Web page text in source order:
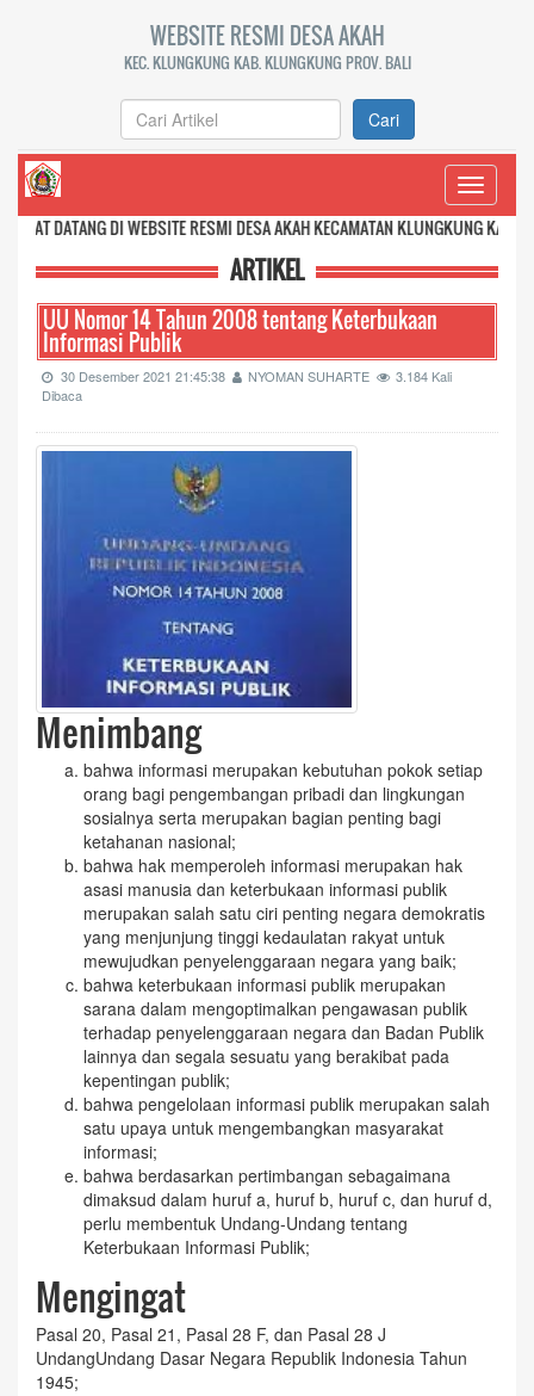
WEBSITE RESMI DESA AKAH
KEC. KLUNGKUNG KAB. KLUNGKUNG PROV. BALI
Cari
Toggle
WEBSITE RESMI DESA AKAH KECAMATAN KLUNGKUNG KABUPATEN
ARTIKEL
UU Nomor 14 Tahun 2008 tentang Keterbukaan
Informasi Publik
30 Desember 2021 21:45:38 NYOMAN SUHARTE
3.184 Kali
Dibaca
Menimbang
bahwa informasi merupakan kebutuhan pokok setiap
orang bagi pengembangan pribadi dan lingkungan
sosialnya serta merupakan bagian penting bagi
ketahanan nasional;
bahwa hak memperoleh informasi merupakan hak
asasi manusia dan keterbukaan informasi publik
merupakan salah satu ciri penting negara demokratis
yang menjunjung tinggi kedaulatan rakyat untuk
mewujudkan penyelenggaraan negara yang baik;
bahwa keterbukaan informasi publik merupakan
sarana dalam mengoptimalkan pengawasan publik
terhadap penyelenggaraan negara dan Badan Publik
lainnya dan segala sesuatu yang berakibat pada
kepentingan publik;
bahwa pengelolaan informasi publik merupakan salah
satu upaya untuk mengembangkan masyarakat
informasi;
bahwa berdasarkan pertimbangan sebagaimana
dimaksud dalam huruf a, huruf b, huruf c, dan huruf d,
perlu membentuk Undang-Undang tentang
Keterbukaan Informasi Publik;
Mengingat
Pasal 20, Pasal 21, Pasal 28 F, dan Pasal 28 J
UndangUndang Dasar Negara Republik Indonesia Tahun
1945;